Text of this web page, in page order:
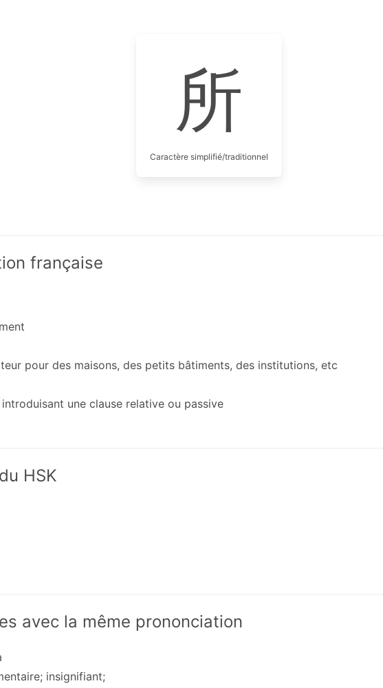
所
Caractère simplifié/traditionnel
française
pour des maisons, des petits bâtiments, des institutions, etc
une clause relative ou passive
HSK
avec la même prononciation
insignifiant;